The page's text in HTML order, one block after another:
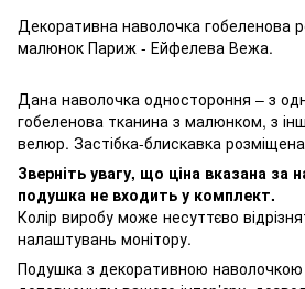
Декоративна наволочка гобеленова
малюнок Париж - Ейфелева Вежа.
Дана наволочка одностороння – з
гобеленова тканина з малюнком, з
велюр. Застібка-блискавка
Зверніть увагу, що ціна вказана за
подушка не входить у комплект.
Колір виробу може несуттєво
налаштувань монітору.
Подушка з декоративною